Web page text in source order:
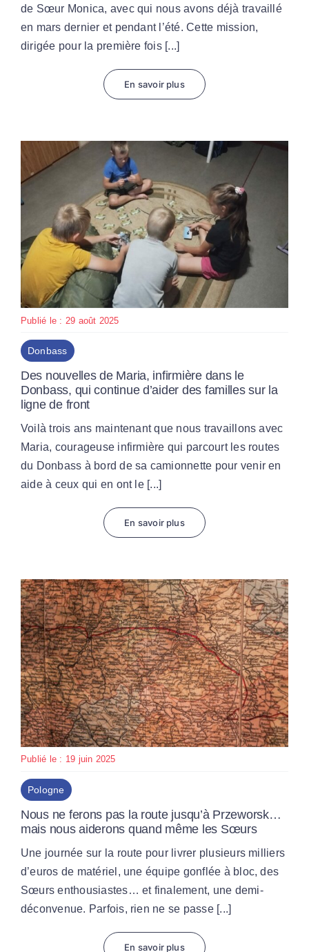
de Sœur Monica, avec qui nous avons déjà travaillé
en mars dernier et pendant l’été. Cette mission,
dirigée pour la première fois [...]
En savoir plus
Publié le : 29 août 2025
Donbass
Des nouvelles de Maria, infirmière dans le
Donbass, qui continue d’aider des familles sur la
ligne de front
Voilà trois ans maintenant que nous travaillons avec
Maria, courageuse infirmière qui parcourt les routes
du Donbass à bord de sa camionnette pour venir en
aide à ceux qui en ont le [...]
En savoir plus
Publié le : 19 juin 2025
Pologne
Nous ne ferons pas la route jusqu’à Przeworsk…
mais nous aiderons quand même les Sœurs
Une journée sur la route pour livrer plusieurs milliers
d’euros de matériel, une équipe gonflée à bloc, des
Sœurs enthousiastes… et finalement, une demi-
déconvenue. Parfois, rien ne se passe [...]
En savoir plus